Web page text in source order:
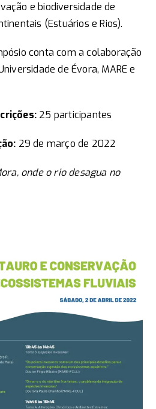
e biodiversidade de
(Estuários e Rios).
conta com a colaboração
de Évora, MARE e
25 participantes
29 de março​ de 2022
onde o rio desagua no